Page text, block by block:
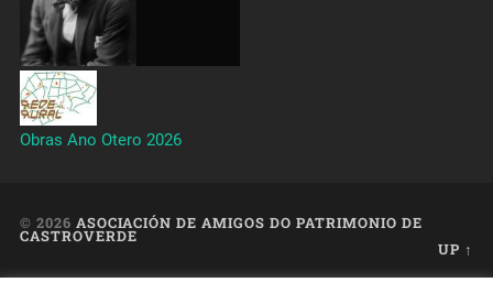
Obras Ano Otero 2026
© 2026 ASOCIACIÓN DE AMIGOS DO PATRIMONIO DE
CASTROVERDE
UP ↑